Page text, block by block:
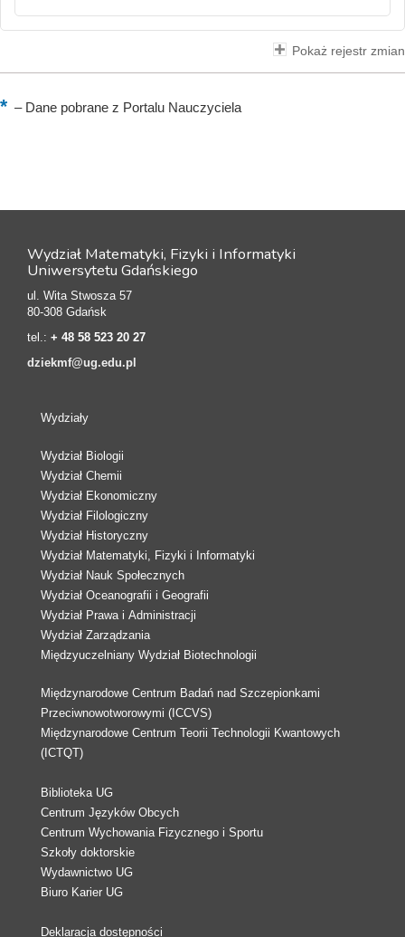
Pokaż rejestr zmian
–Dane pobrane z Portalu Nauczyciela
Wydział Matematyki, Fizyki i Informatyki
Uniwersytetu Gdańskiego
ul. Wita Stwosza 57
80-308 Gdańsk
tel.: + 48 58 523 20 27
dziekmf@ug.edu.pl
Wydziały
Wydział Biologii
Wydział Chemii
Wydział Ekonomiczny
Wydział Filologiczny
Wydział Historyczny
Wydział Matematyki, Fizyki i Informatyki
Wydział Nauk Społecznych
Wydział Oceanografii i Geografii
Wydział Prawa i Administracji
Wydział Zarządzania
Międzyuczelniany Wydział Biotechnologii
Międzynarodowe Centrum Badań nad Szczepionkami
Przeciwnowotworowymi (ICCVS)
Międzynarodowe Centrum Teorii Technologii Kwantowych
(ICTQT)
Biblioteka UG
Centrum Języków Obcych
Centrum Wychowania Fizycznego i Sportu
Szkoły doktorskie
Wydawnictwo UG
Biuro Karier UG
Deklaracja dostępności